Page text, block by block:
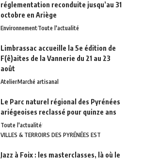
réglementation reconduite jusqu’au 31
octobre en Ariège
EnvironnementToute l'actualité
Limbrassac accueille la 5e édition de
F(ê)aites de la Vannerie du 21 au 23
août
AtelierMarché artisanal
Le Parc naturel régional des Pyrénées
ariégeoises reclassé pour quinze ans
Toute l'actualité
VILLES & TERROIRS DES PYRÉNÉES EST
Jazz à Foix : les masterclasses, là où le